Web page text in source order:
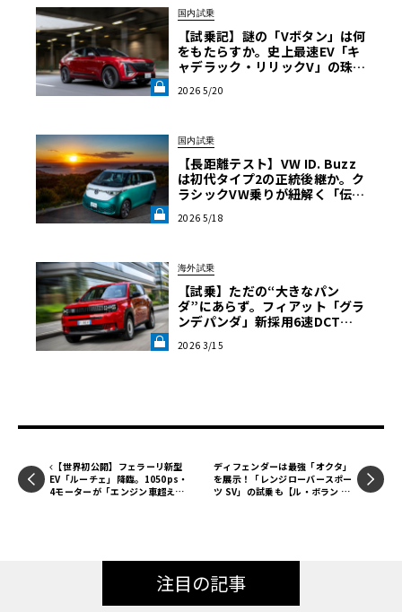
コンピューターによる仮想空間での空力計算に続き、実際
6ツインターボエンジンを搭載したこの特別なマシンは、サ
だ。
ボッテガ・フォーリセリエというカスタマイズプロジェク
国内試乗
【試乗記】謎の「Vボタン」は何
をもたらすか。史上最速EV「キ
ャデラック・リリックV」の珠玉
ANT LAB》
2026 5/20
国内試乗
【長距離テスト】VW ID. Buzz
は初代タイプ2の正統後継か。ク
ラシックVW乗りが紐解く「伝統
のリアル」《LE VOLANT LA
2026 5/18
海外試乗
【試乗】ただの“大きなパン
ダ”にあらず。フィアット「グラ
ンデパンダ」新採用6速DCTと
する、本物の“相棒感”《LE VOL
2026 3/15
【世界初公開】フェラーリ新型
EV「ルーチェ」降臨。1050ps・
4モーターが「エンジン車超え」
ディフェンダーは最強「オクタ」
を展示！「レンジローバースポー
ツ SV」の試乗も【ル・ボラン カ
注目の記事